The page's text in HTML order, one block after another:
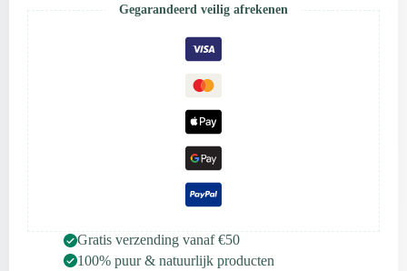
–
Frankincense
–
30
ml
aantal
Gegarandeerd veilig afrekenen
Gratis verzending vanaf €50
100% puur & natuurlijk producten